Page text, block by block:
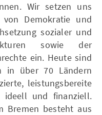
Wir setzen uns
Demokratie und
sozialer und
sowie der
ein. Heute sind
in über 70 Ländern
leistungsbereite
ideell und finanziell.
Bremen besteht aus